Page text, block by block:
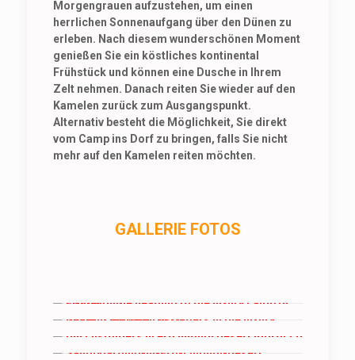
Morgengrauen aufzustehen, um einen
herrlichen Sonnenaufgang über den Dünen zu
erleben. Nach diesem wunderschönen Moment
genießen Sie ein köstliches kontinental
Frühstück und können eine Dusche in Ihrem
Zelt nehmen. Danach reiten Sie wieder auf den
Kamelen zurück zum Ausgangspunkt.
Alternativ besteht die Möglichkeit, Sie direkt
vom Camp ins Dorf zu bringen, falls Sie nicht
mehr auf den Kamelen reiten möchten.
GALLERIE FOTOS